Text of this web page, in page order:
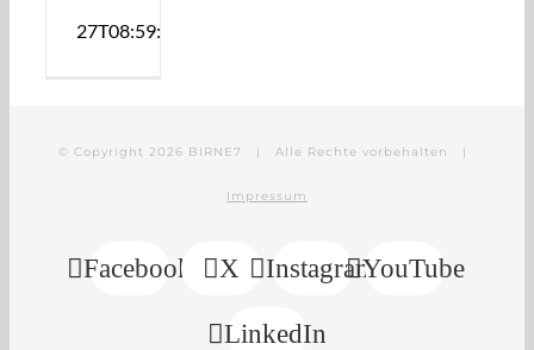
27T08:59:48+01:00
© Copyright 2026 BIRNE7 | Alle Rechte vorbehalten |
Impressum
Facebook X InstagramYouTube
LinkedIn